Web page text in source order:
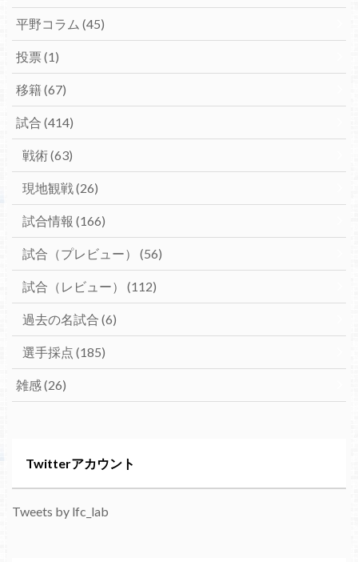
平野コラム (45)
投票 (1)
移籍(67)
試合 (414)
戦術(63)
現地観戦(26)
試合情報 (166)
試合（プレビュー） (56)
試合（レビュー） (112)
過去の名試合 (6)
選手採点 (185)
雑感(26)
Twitterアカウント
Tweets by lfc_lab